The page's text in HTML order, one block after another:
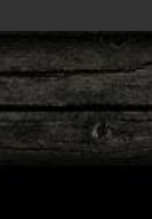
springen